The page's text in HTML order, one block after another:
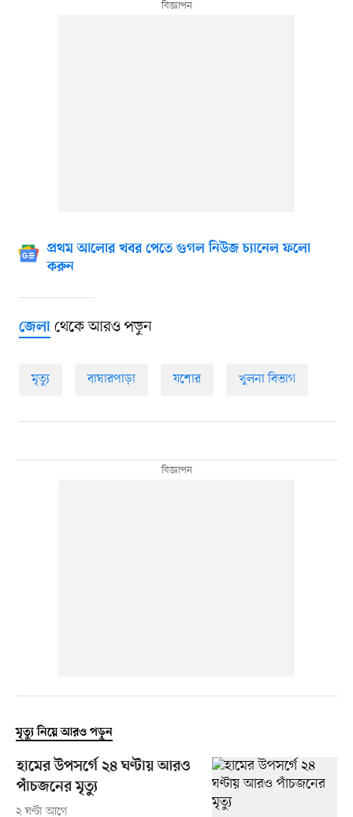
প্রথম আলোর খবর পেতে গুগল নিউজ চ্যানেল ফলো
করুন
জেলাথেকে আরও পড়ুন
মৃত্যু বাঘারপাড়া যশোর খুলনা বিভাগ
মৃত্যু নিয়ে আরও পড়ুন
হামের উপসর্গে ২৪ ঘণ্টায় আরও
পাঁচজনের মৃত্যু
২ ঘণ্টা আগে